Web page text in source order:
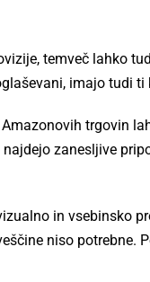
temveč lahko
imajo tudi ti
trgovin
zanesljive
in vsebinsko
niso potrebne.